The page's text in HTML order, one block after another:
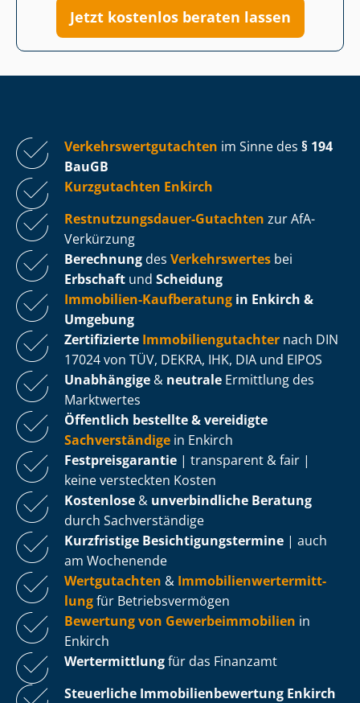
Jetzt kostenlos beraten lassen
Ver­kehrs­wert­gut­ach­ten im Sinne des § 194
BauGB
Kurzgutachten Enkirch
Rest­nut­zungs­dau­er-Gutachten zur AfA-
Verkürzung
Berechnung des Verkehrswertes bei
Erbschaft und Scheidung
Immobilien-Kaufberatung in Enkirch &
Umgebung
Zertifizierte Im­mo­bi­li­en­gut­ach­ter nach DIN
17024 von TÜV, DEKRA, IHK, DIA und EIPOS
Unabhängige & neutrale Ermittlung des
Marktwertes
Öffentlich bestellte & vereidigte
Sachverständige in Enkirch
Fest­preis­ga­ran­tie | transparent & fair |
keine versteckten Kosten
Kostenlose & unverbindliche Beratung
durch Sachverständige
Kurzfristige Be­sich­ti­gungs­ter­mi­ne | auch
am Wochenende
Wertgutachten & Im­mo­bi­li­en­wert­ermitt­
lungfür Be­triebs­ver­mö­gen
Bewertung von Ge­wer­be­im­mo­bi­li­en in
Enkirch
Wertermittlungfür das Finanzamt
Steuerliche Im­mo­bi­li­en­be­wer­tung Enkirch